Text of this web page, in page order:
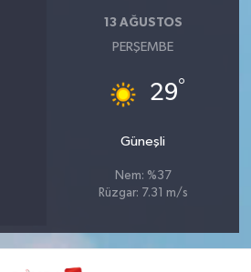
13 AĞUSTOS
PERŞEMBE
29°
Güneşli
Nem: %37
Rüzgar: 7.31 m/s